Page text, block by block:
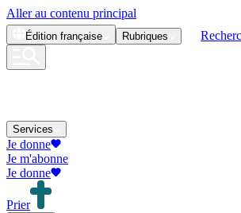
Aller au contenu principal
Édition française Rubriques
Services
Je donne
Je m'abonne
Je donne
Prier